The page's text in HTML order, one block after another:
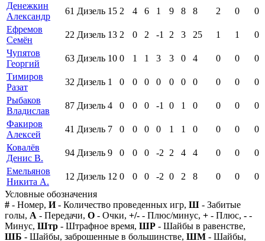
Денежкин
Александр
61 Дизель 15 2 4 6 1 9 8 8 2 0
0
Ефремов
Семён
22 Дизель 13 2 0 2 -1 2 3 25 1 1
0
Чупятов
Георгий
63 Дизель 10 0 1 1 3 3 0 4 0 0
0
Тимиров
Разат
32 Дизель 1 0 0 0 0 0 0 0 0 0
0
Рыбаков
Владислав
87 Дизель 4 0 0 0 -1 0 1 0 0 0
0
Факиров
Алексей
41 Дизель 7 0 0 0 0 1 1 0 0 0
0
Ковалёв
Денис В.
94 Дизель 9 0 0 0 -2 2 4 4 0 0
0
Емельянов
Никита А.
12 Дизель 12 0 0 0 -2 0 2 8 0 0
0
Условные обозначения
# - Номер, И- Количество проведенных игр, Ш - Забитые
голы, А - Передачи, О - Очки, +/- - Плюс/минус, + - Плюс, - -
Минус, Штр - Штрафное время, ШР - Шайбы в равенстве,
ШБ - Шайбы, заброшенные в большинстве, ШМ - Шайбы,